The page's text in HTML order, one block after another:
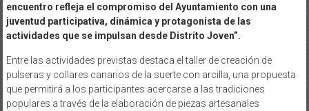
encuentro refleja el compromiso del Ayuntamiento con una
juventud participativa, dinámica y protagonista de las
actividades que se impulsan desde Distrito Joven”.
Entre las actividades previstas destaca el taller de creación de
pulseras y collares canarios de la suerte con arcilla, una propuesta
que permitirá a los participantes acercarse a las tradiciones
populares a través de la elaboración de piezas artesanales